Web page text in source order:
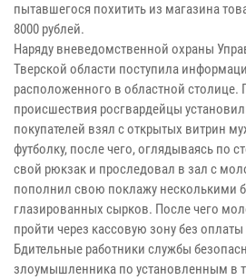
пытавшегося похитить из магазина
8000 рублей.
Наряду вневедомственной охраны
Тверской области поступила
расположенного в областной
происшествия росгвардейцы
покупателей взял с открытых витрин
футболку, после чего, оглядываясь по
свой рюкзак и проследовал в зал с
пополнил свою поклажу несколькими
глазированных сырков. После чего
пройти через кассовую зону без оплаты
Бдительные работники службы
злоумышленника по установленным в